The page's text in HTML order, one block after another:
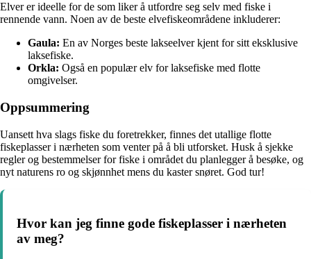
Elver er ideelle for de som liker å utfordre seg selv med fiske i
rennende vann. Noen av de beste elvefiskeområdene inkluderer:
Gaula: En av Norges beste lakseelver kjent for sitt eksklusive
laksefiske.
Orkla: Også en populær elv for laksefiske med flotte
omgivelser.
Oppsummering
Uansett hva slags fiske du foretrekker, finnes det utallige flotte
fiskeplasser i nærheten som venter på å bli utforsket. Husk å sjekke
regler og bestemmelser for fiske i området du planlegger å besøke, og
nyt naturens ro og skjønnhet mens du kaster snøret. God tur!
Hvor kan jeg finne gode fiskeplasser i nærheten
av meg?